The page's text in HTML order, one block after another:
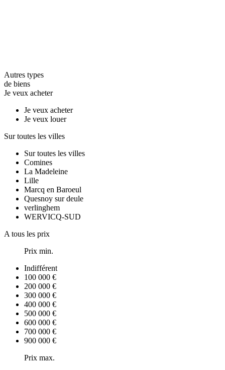
Autres types
de biens
Je veux acheter
Je veux acheter
Je veux louer
Sur toutes les villes
Sur toutes les villes
Comines
La Madeleine
Lille
Marcq en Baroeul
Quesnoy sur deule
verlinghem
WERVICQ-SUD
A tous les prix
Prix min.
Indifférent
100 000 €
200 000 €
300 000 €
400 000 €
500 000 €
600 000 €
700 000 €
900 000 €
Prix max.